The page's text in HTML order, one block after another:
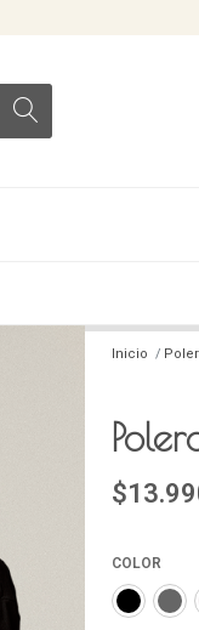
Inicio
COLOR